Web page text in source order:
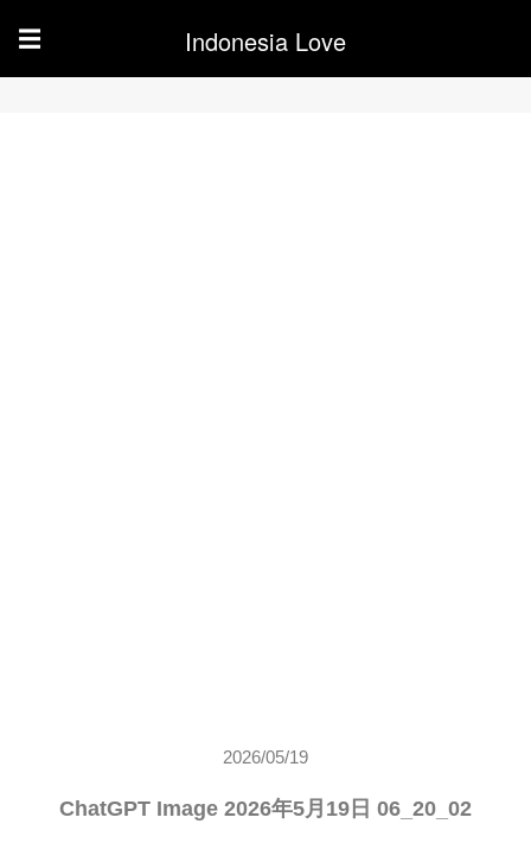
☰ Indonesia Love
2026/05/19
ChatGPT Image 2026年5月19日 06_20_02